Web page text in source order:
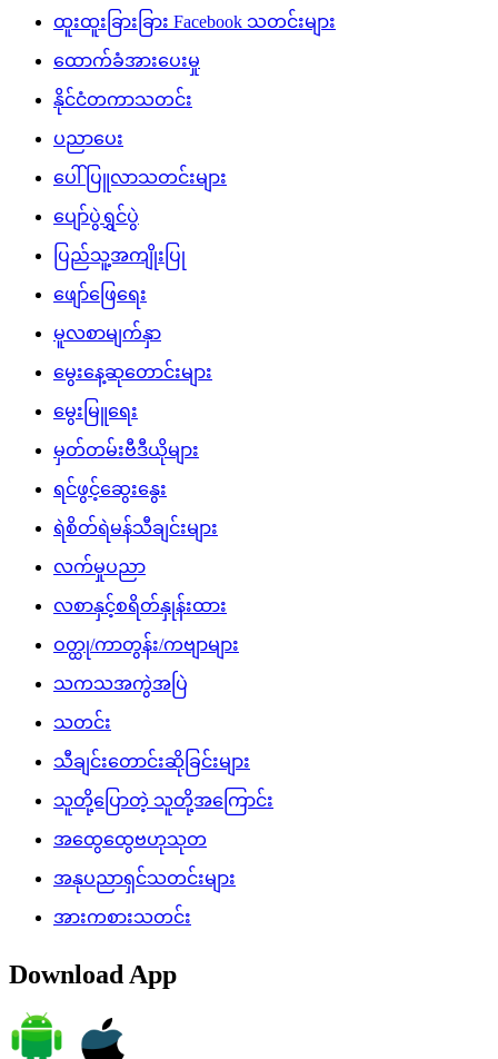
ထူးထူးခြားခြား Facebook သတင်းများ
ထောက်ခံအားပေးမှု
နိုင်ငံတကာသတင်း
ပညာပေး
ပေါ်ပြူလာသတင်းများ
ပျော်ပွဲရွှင်ပွဲ
ပြည်သူ့အကျိုးပြု
ဖျော်ဖြေရေး
မူလစာမျက်နှာ
မွေးနေ့ဆုတောင်းများ
မွေးမြူရေး
မှတ်တမ်းဗီဒီယိုများ
ရင်ဖွင့်ဆွေးနွေး
ရဲစိတ်ရဲမန်သီချင်းများ
လက်မှုပညာ
လစာနှင့်စရိတ်နှုန်းထား
ဝတ္ထု/ကာတွန်း/ကဗျာများ
သကသအကွဲအပြဲ
သတင်း
သီချင်းတောင်းဆိုခြင်းများ
သူတို့ပြောတဲ့ သူတို့အကြောင်း
အထွေထွေဗဟုသုတ
အနုပညာရှင်သတင်းများ
အားကစားသတင်း
Download App